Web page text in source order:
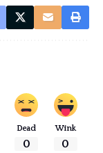
Dead
0
Wink
0